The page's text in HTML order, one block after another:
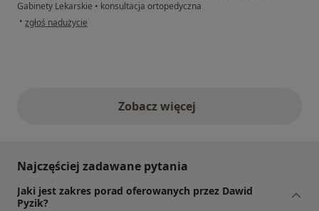
Gabinety Lekarskie • konsultacja ortopedyczna
• w opinii użytkownika Arkadiusz
zgłoś nadużycie
Zobacz więcejopinie powyżej
Najczęściej zadawane pytania
Jaki jest zakres porad oferowanych przez Dawid
Pyzik?